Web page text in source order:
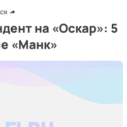
на «Оскар»: 5
«Манк»